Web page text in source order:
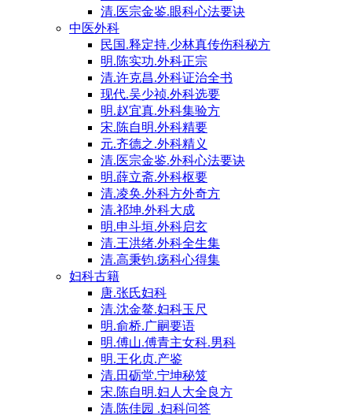
清.医宗金鉴.眼科心法要诀
中医外科
民国.释定持.少林真传伤科秘方
明.陈实功.外科正宗
清.许克昌.外科证治全书
现代.吴少祯.外科选要
明.赵宜真.外科集验方
宋.陈自明.外科精要
元.齐德之.外科精义
清.医宗金鉴.外科心法要诀
明.薛立斋.外科枢要
清.凌奂.外科方外奇方
清.祁坤.外科大成
明.申斗垣.外科启玄
清.王洪绪.外科全生集
清.高秉钧.疡科心得集
妇科古籍
唐.张氏妇科
清.沈金鳌.妇科玉尺
明.俞桥.广嗣要语
明.傅山.傅青主女科.男科
明.王化贞.产鉴
清.田砺堂.宁坤秘笈
宋.陈自明.妇人大全良方
清.陈佳园 .妇科问答